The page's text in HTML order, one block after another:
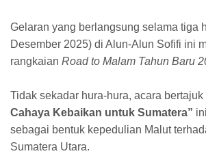
​Gelaran yang berlangsung selama tiga
Desember 2025) di Alun-Alun Sofifi ini
rangkaian Road to Malam Tahun Baru
Tidak sekadar hura-hura, acara bertajuk
Cahaya Kebaikan untuk Sumatera”
sebagai bentuk kepedulian Malut
Sumatera Utara.